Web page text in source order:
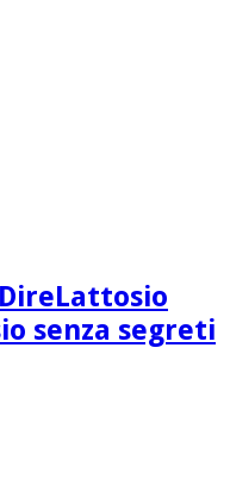
senza segreti